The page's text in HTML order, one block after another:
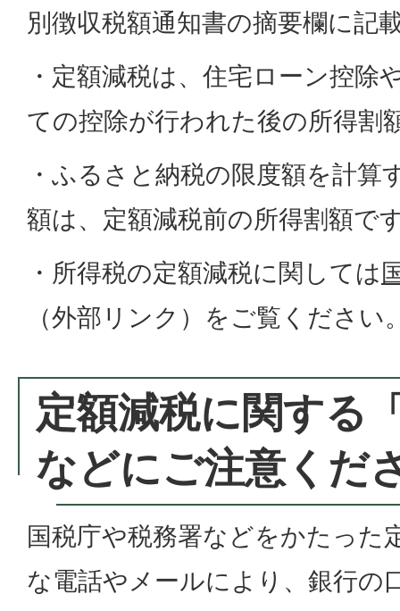
別徴収税額通知書の摘要欄に記
・定額減税は、住宅ローン控除
ての控除が行われた後の所得割
・ふるさと納税の限度額を計算
額は、定額減税前の所得割額で
・所得税の定額減税に関しては
（外部リンク） をご覧ください
定額減税に関する
などにご注意くだ
国税庁や税務署などをかたった
な電話やメールにより、銀行の